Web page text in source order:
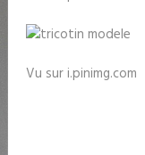
Vu sur i.pinimg.com